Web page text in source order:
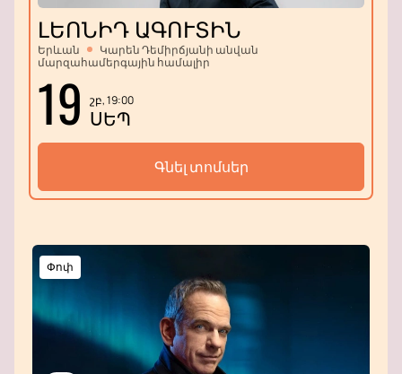
ԼԵՈՆԻԴ ԱԳՈՒՏԻՆ
Երևան
Կարեն Դեմիրճյանի անվան
մարզահամերգային համալիր
19 շբ, 19:00
ՍԵՊ
Գնել տոմսեր
Փոփ